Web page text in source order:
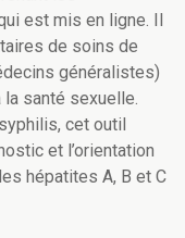
est mis en ligne. Il
de soins de
généralistes)
santé sexuelle.
cet outil
et l’orientation
hépatites A, B et C